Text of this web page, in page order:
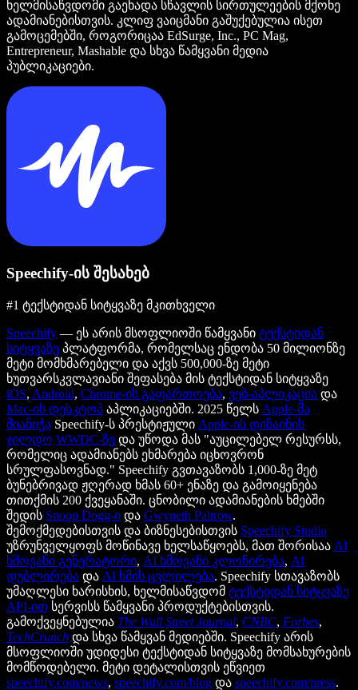
ხელმისაწვდომი გაეხადა სწავლის სირთულეების მქონე
ადამიანებისთვის. კლიფ ვაიცმანი გაშუქებულია ისეთ
გამოცემებში, როგორიცაა EdSurge, Inc., PC Mag,
Entrepreneur, Mashable და სხვა წამყვანი მედია
პუბლიკაციები.
Speechify-ის შესახებ
#1 ტექსტიდან სიტყვაზე მკითხველი
Speechify — ეს არის მსოფლიოში წამყვანი ტექსტიდან
სიტყვაზე პლატფორმა, რომელსაც ენდობა 50 მილიონზე
მეტი მომხმარებელი და აქვს 500,000-ზე მეტი
ხუთვარსკვლავიანი შეფასება მის ტექსტიდან სიტყვაზე
iOS, Android, Chrome-ის გაფართოება, ვებ-აპლიკაცია და
Mac-ის დესკტოპ აპლიკაციებში. 2025 წელს Apple-მა
მიანიჭა Speechify-ს პრესტიჟული Apple-ის დიზაინის
ჯილდო WWDC-ზე და უწოდა მას "აუცილებელ რესურსს,
რომელიც ადამიანებს ეხმარება იცხოვრონ
სრულფასოვნად." Speechify გვთავაზობს 1,000-ზე მეტ
ბუნებრივად ჟღერად ხმას 60+ ენაზე და გამოიყენება
თითქმის 200 ქვეყანაში. ცნობილი ადამიანების ხმებში
შედის Snoop Dogg-ი და Gwyneth Paltrow.
შემოქმედებისთვის და ბიზნესებისთვის Speechify Studio
უზრუნველყოფს მოწინავე ხელსაწყოებს, მათ შორისაა AI
ხმოვანი გენერატორი, AI ხმოვანი კლონირება, AI
დუბლირება და AI ხმის ცვლილება. Speechify სთავაზობს
უმაღლესი ხარისხის, ხელმისაწვდომ ტექსტიდან სიტყვაზე
API-ით სერვისს წამყვანი პროდუქტებისთვის.
გამოქვეყნებულია The Wall Street Journal, CNBC, Forbes,
TechCrunch და სხვა წამყვან მედიებში. Speechify არის
მსოფლიოში უდიდესი ტექსტიდან სიტყვაზე მომსახურების
მომწოდებელი. მეტი დეტალისთვის ეწვიეთ
speechify.com/news, speechify.com/blog და speechify.com/press.